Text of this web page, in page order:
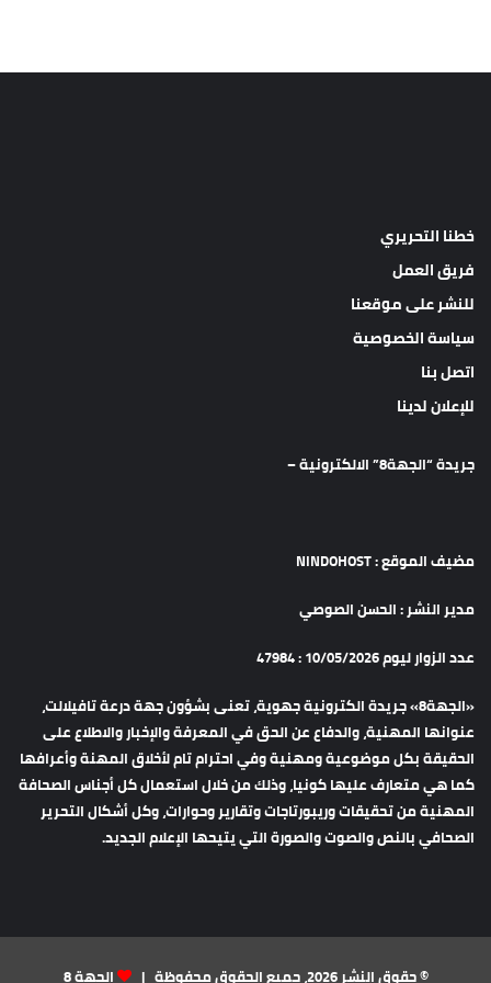
خطنا التحريري
فريق العمل
للنشر على موقعنا
سياسة الخصوصية
اتصل بنا
للإعلان لدينا
جريدة “الجهة8” الالكترونية –
مضيف الموقع : NINDOHOST
مدير النشر : الحسن الصوصي
عدد الزوار ليوم 10/05/2026 : 47984
«الجهة8» جريدة الكترونية جهوية، تعنى بشؤون جهة درعة تافيلالت،
عنوانها المهنية، والدفاع عن الحق في المعرفة والإخبار والاطلاع على
الحقيقة بكل موضوعية ومهنية وفي احترام تام لأخلاق المهنة وأعرافها
كما هي متعارف عليها كونيا، وذلك من خلال استعمال كل أجناس الصحافة
المهنية من تحقيقات وريبورتاجات وتقارير وحوارات، وكل أشكال التحرير
الصحافي بالنص والصوت والصورة التي يتيحها الإعلام الجديد.
© حقوق النشر 2026، جميع الحقوق محفوظة | الجهة 8